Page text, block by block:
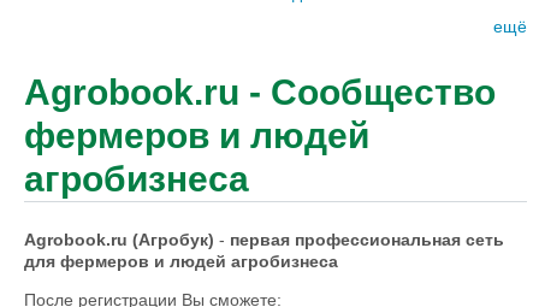
ещё
Agrobook.ru - Сообщество
фермеров и людей
агробизнеса
Agrobook.ru (Агробук) - первая профессиональная сеть
для фермеров и людей агробизнеса
После регистрации Вы сможете: